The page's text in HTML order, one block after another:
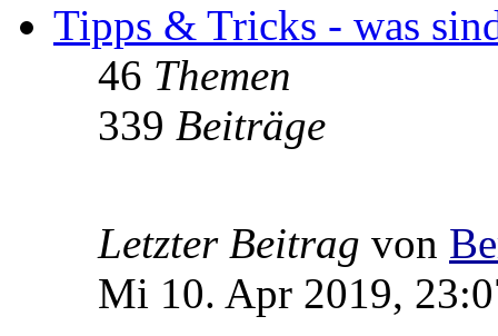
Tipps & Tricks - was
46 Themen
339 Beiträge
Letzter Beitrag von
Mi 10. Apr 2019,